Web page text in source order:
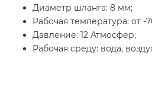
Диаметр шланга: 8 мм;
Рабочая температура: от -
Давление: 12 Атмосфер;
Рабочая среду: вода,